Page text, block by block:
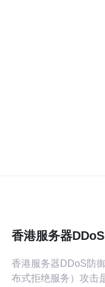
香港服务器
香港服务器DDoS防御指南
布式拒绝服务）攻击